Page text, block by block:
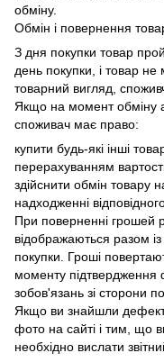
обміну.
Обмін і повернення
З дня покупки товар
день покупки, і товар не
товарний вигляд,
Якщо на момент обміну
споживач має право:
купити будь-які інші
перерахуванням
здійснити обмін товару
надходженні
При поверненні грошей
відображаються разом
покупки. Гроші
моменту підтвердження
зобов'язань зі сторони
Якщо ви знайшли
фото на сайті і тим, що
необхідно вислати